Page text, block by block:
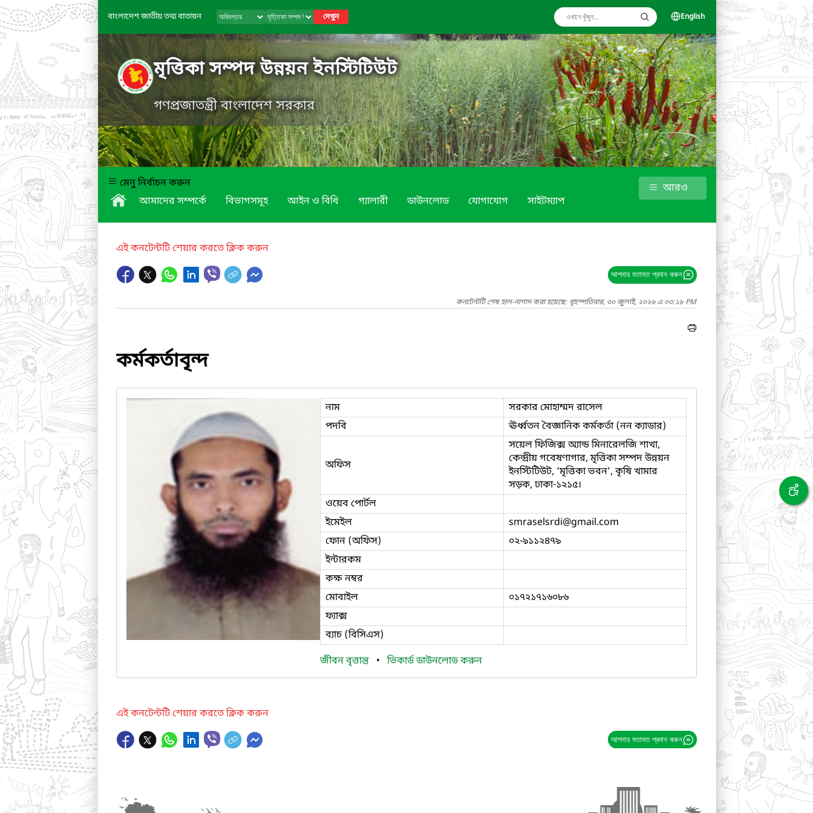
বাংলাদেশ জাতীয় তথ্য বাতায়ন দেখুন English
মৃত্তিকা সম্পদ উন্নয়ন ইনস্টিটিউট
গণপ্রজাতন্ত্রী বাংলাদেশ সরকার
মেনু নির্বাচন করুন
আমাদের সম্পর্কে
বিভাগসমূহ আইন ও বিধি গ্যালারী ডাউনলোড যোগাযোগ সাইটম্যাপ
আরও
এই কনটেন্টটি শেয়ার করতে ক্লিক করুন
আপনার মতামত প্রদান করুন
কনটেন্টটি শেষ হাল-নাগাদ করা হয়েছে: বৃহস্পতিবার, ৩০ জুলাই, ২০২৬ এ ০৩:১৮ PM
কর্মকর্তাবৃন্দ
নাম
সরকার মোহাম্মদ রাসেল
পদবি
ঊর্ধ্বতন বৈজ্ঞানিক কর্মকর্তা (নন ক্যাডার)
অফিস
সয়েল ফিজিক্স অ্যান্ড মিনারেলজি শাখা,
কেন্দ্রীয় গবেষণাগার, মৃত্তিকা সম্পদ উন্নয়ন
ইনস্টিটিউট, ‘মৃত্তিকা ভবন’, কৃষি খামার
সড়ক, ঢাকা-১২১৫।
ওয়েব পোর্টল
ইমেইল
smraselsrdi@gmail.com
ফোন (অফিস)
০২-৯১১২৪৭৯
ইন্টারকম
কক্ষ নম্বর
মোবাইল
০১৭২১৭১৬০৮৬
ফ্যাক্স
ব্যাচ (বিসিএস)
জীবন বৃত্তান্ত • ভিকার্ড ডাউনলোড করুন
এই কনটেন্টটি শেয়ার করতে ক্লিক করুন
আপনার মতামত প্রদান করুন